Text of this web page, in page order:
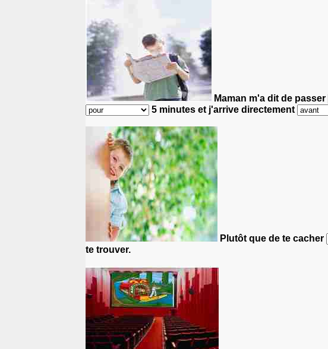
Maman m'a dit de passer
5 minutes et j'arrive directement
Plutôt que de te cacher
te trouver.